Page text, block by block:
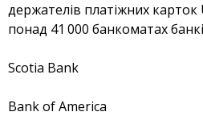
Депозити юр. осіб
Кредити
держателів платіжних
понад 41 000 банкоматах
Scotia Bank
Bank of America